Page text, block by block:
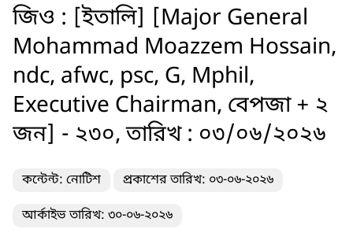
জিও : [ইতালি] [Major General
Mohammad Moazzem Hossain,
ndc, afwc, psc, G, Mphil,
Executive Chairman, বেপজা + ২
জন] - ২৩০, তারিখ : ০৩/০৬/২০২৬
কন্টেন্ট: নোটিশ প্রকাশের তারিখ: ০৩-০৬-২০২৬
আর্কাইভ তারিখ: ৩০-০৬-২০২৬